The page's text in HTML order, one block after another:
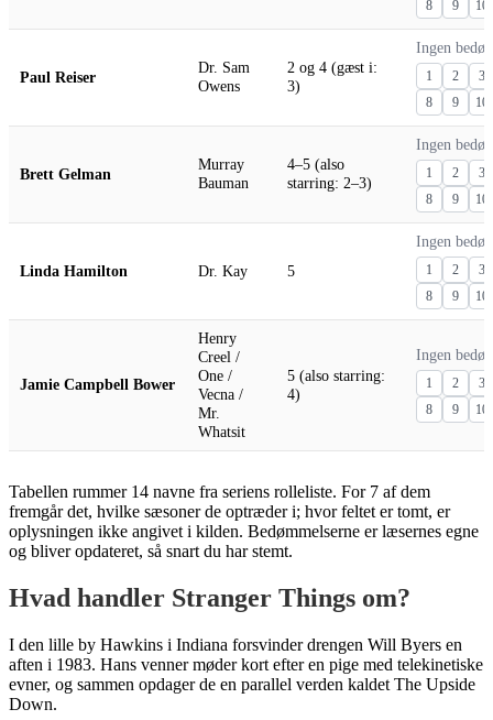
8 9 10
Paul Reiser
Dr. Sam
Owens
2 og 4 (gæst i:
3)
Ingen
1 2
3
8
9 10
Brett Gelman
Murray
Bauman
4–5 (also
starring: 2–3)
Ingen
1 2
3
8
9 10
Linda Hamilton Dr. Kay 5
Ingen
1 2
3
8
9 10
Jamie Campbell Bower
Henry
Creel /
One /
Vecna /
Mr.
Whatsit
5 (also starring:
4)
Ingen
1 2
3
8
9 10
Tabellen rummer 14 navne fra seriens rolleliste. For 7 af dem
fremgår det, hvilke sæsoner de optræder i; hvor feltet er tomt, er
oplysningen ikke angivet i kilden. Bedømmelserne er læsernes egne
og bliver opdateret, så snart du har stemt.
Hvad handler Stranger Things om?
I den lille by Hawkins i Indiana forsvinder drengen Will Byers en
aften i 1983. Hans venner møder kort efter en pige med telekinetiske
evner, og sammen opdager de en parallel verden kaldet The Upside
Down.